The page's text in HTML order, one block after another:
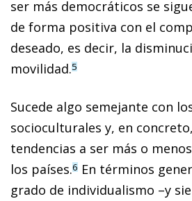
ser más democráticos se
de forma positiva con el
deseado, es decir, la
movilidad.5
Sucede algo semejante con
socioculturales y, en
tendencias a ser más o
los países.6 En términos
grado de individualismo –y